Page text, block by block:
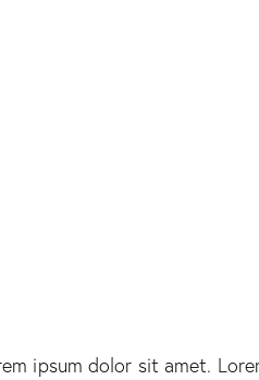
ipsum dolor sit amet.